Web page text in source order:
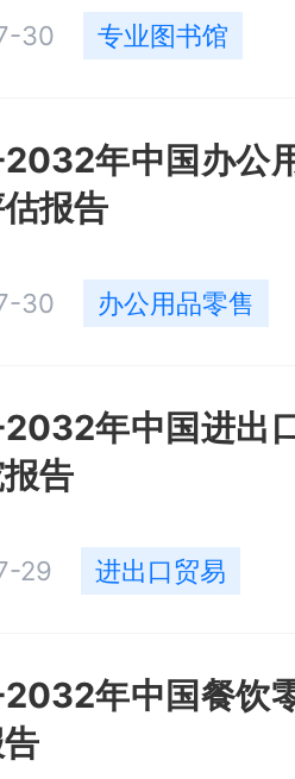
30 专业图书馆
年中国办公
报告
30 办公用品零售
年中国进出
告
29 进出口贸易
年中国餐饮